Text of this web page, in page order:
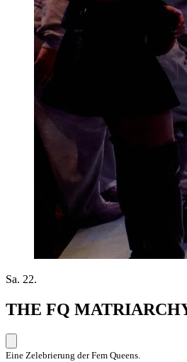
Sa. 22.
THE FQ
Eine Zelebrierung der Fem Queens.